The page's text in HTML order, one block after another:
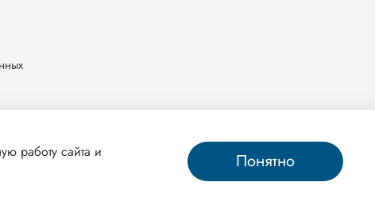
работу сайта и
Понятно